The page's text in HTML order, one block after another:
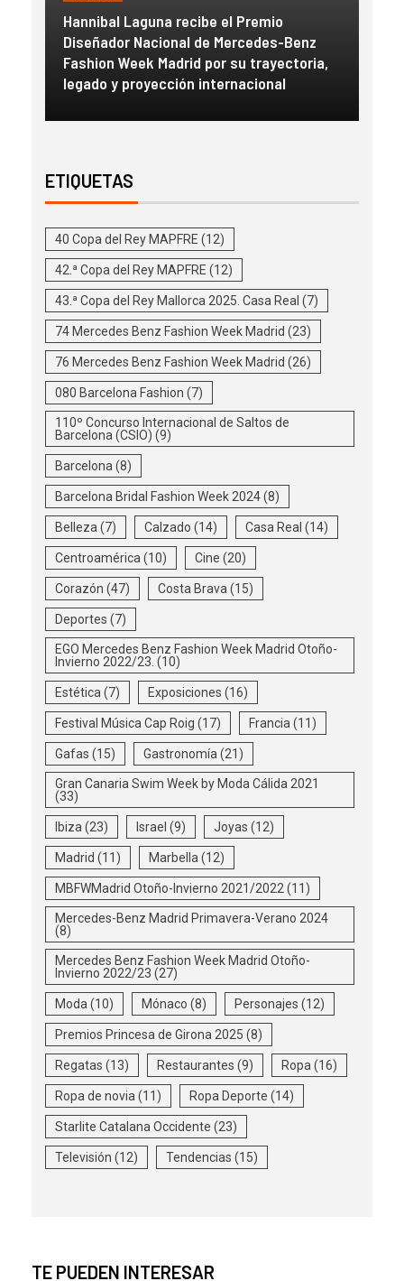
Hannibal Laguna recibe el Premio
Diseñador Nacional de Mercedes-Benz
Fashion Week Madrid por su trayectoria,
legado y proyección internacional
ETIQUETAS
40 Copa del Rey MAPFRE (12)
42.ª Copa del Rey MAPFRE (12)
43.ª Copa del Rey Mallorca 2025. Casa Real (7)
74 Mercedes Benz Fashion Week Madrid (23)
76 Mercedes Benz Fashion Week Madrid (26)
080 Barcelona Fashion (7)
110º Concurso Internacional de Saltos de
Barcelona (CSIO) (9)
Barcelona (8)
Barcelona Bridal Fashion Week 2024(8)
Belleza (7) Calzado (14) Casa Real (14)
Centroamérica (10) Cine (20)
Corazón (47) Costa Brava (15)
Deportes (7)
EGO Mercedes Benz Fashion Week Madrid Otoño-
Invierno 2022/23. (10)
Estética (7) Exposiciones (16)
Festival Música Cap Roig (17) Francia (11)
Gafas (15) Gastronomía (21)
Gran Canaria Swim Week by Moda Cálida 2021
(33)
Ibiza (23) Israel (9) Joyas (12)
Madrid (11) Marbella (12)
MBFWMadrid Otoño-Invierno 2021/2022 (11)
Mercedes-Benz Madrid Primavera-Verano 2024
(8)
Mercedes Benz Fashion Week Madrid Otoño-
Invierno 2022/23 (27)
Moda (10) Mónaco (8) Personajes (12)
Premios Princesa de Girona 2025 (8)
Regatas (13) Restaurantes (9) Ropa (16)
Ropa de novia (11) Ropa Deporte (14)
Starlite Catalana Occidente (23)
Televisión (12) Tendencias (15)
TE PUEDEN INTERESAR